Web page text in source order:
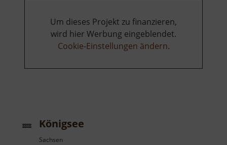
Um dieses Projekt zu finanzieren,
wird hier Werbung eingeblendet.
Cookie-Einstellungen ändern.
Königsee
Sachsen